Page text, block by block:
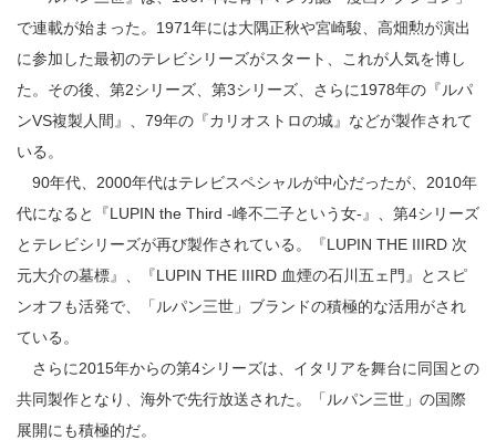
で連載が始まった。1971年には大隅正秋や宮崎駿、高畑勲が演出
に参加した最初のテレビシリーズがスタート、これが人気を博し
た。その後、第2シリーズ、第3シリーズ、さらに1978年の『ルパ
ンVS複製人間』、79年の『カリオストロの城』などが製作されて
いる。
90年代、2000年代はテレビスペシャルが中心だったが、2010年
代になると『LUPIN the Third -峰不二子という女-』、第4シリーズ
とテレビシリーズが再び製作されている。『LUPIN THE IIIRD 次
元大介の墓標』、『LUPIN THE IIIRD 血煙の石川五ェ門』とスピ
ンオフも活発で、「ルパン三世」ブランドの積極的な活用がされ
ている。
さらに2015年からの第4シリーズは、イタリアを舞台に同国との
共同製作となり、海外で先行放送された。「ルパン三世」の国際
展開にも積極的だ。